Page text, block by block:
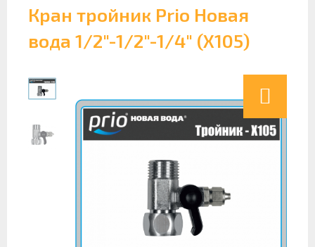
Кран тройник Prio Новая
вода 1/2"-1/2"-1/4" (Х105)